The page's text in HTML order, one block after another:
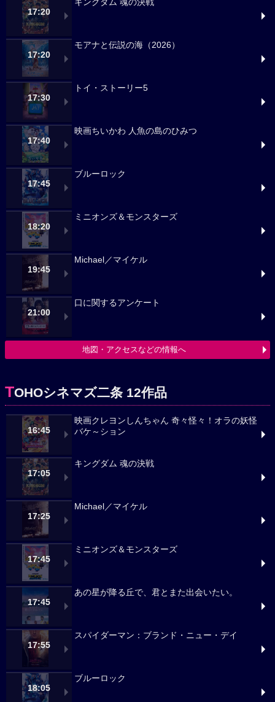
17:20
キングダム 魂の決戦
17:20
モアナと伝説の海（2026）
17:30
トイ・ストーリー5
17:40
映画ちいかわ 人魚の島のひみつ
17:45
ブルーロック
18:20
ミニオンズ＆モンスターズ
19:45
Michael／マイケル
21:00
口に関するアンケート
地図・アクセスなどの情報へ
TOHOシネマズ二条 12作品
16:45
映画クレヨンしんちゃん 奇々怪々！オラの妖怪
バケ～ション
17:05
キングダム 魂の決戦
17:25
Michael／マイケル
17:45
ミニオンズ＆モンスターズ
17:45
あの星が降る丘で、君とまた出会いたい。
17:55
スパイダーマン：ブランド・ニュー・デイ
18:05
ブルーロック